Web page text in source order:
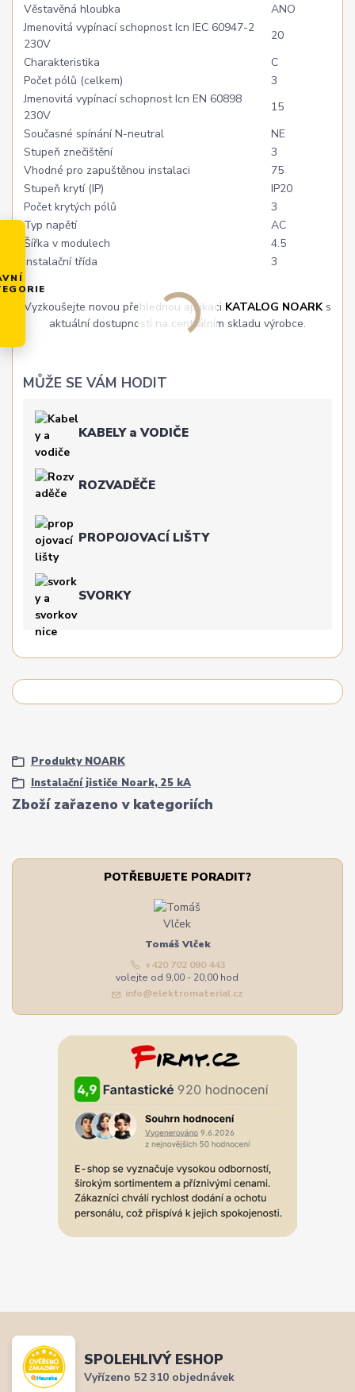
Věstavěná hloubka
ANO
Jmenovitá vypínací schopnost Icn IEC 60947-2
230V
20
Charakteristika
C
Počet pólů (celkem)
3
Jmenovitá vypínací schopnost Icn EN 60898
230V
15
Současné spínání N-neutral
NE
Stupeň znečištění
3
Vhodné pro zapuštěnou instalaci
75
Stupeň krytí (IP)
IP20
Počet krytých pólů
3
Typ napětí
AC
Šířka v modulech
4.5
Instalační třída
3
Vyzkoušejte novou přehlednou aplikaci KATALOG NOARKs
aktuální dostupností na centrálním skladu výrobce.
MŮŽE SE VÁM HODIT
KABELY a VODIČE
ROZVADĚČE
PROPOJOVACÍ LIŠTY
SVORKY
Zboží zařazeno v kategoriích
Produkty NOARK
Instalační jističe Noark, 25 kA
POTŘEBUJETE PORADIT?
Tomáš Vlček
+420 702 090 443
volejte od 9,00 - 20,00 hod
info@elektromaterial.cz
SPOLEHLIVÝ ESHOP
Vyřízeno 52 310 objednávek